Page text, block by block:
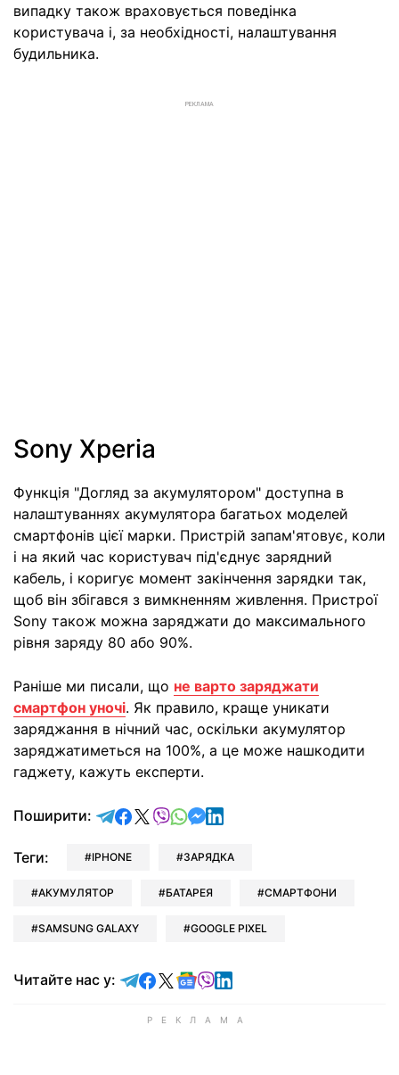
випадку також враховується поведінка
користувача і, за необхідності, налаштування
будильника.
РЕКЛАМА
Sony Xperia
Функція "Догляд за акумулятором" доступна в
налаштуваннях акумулятора багатьох моделей
смартфонів цієї марки. Пристрій запам'ятовує, коли
і на який час користувач під'єднує зарядний
кабель, і коригує момент закінчення зарядки так,
щоб він збігався з вимкненням живлення. Пристрої
Sony також можна заряджати до максимального
рівня заряду 80 або 90%.
Раніше ми писали, що не варто заряджати
смартфон уночі. Як правило, краще уникати
заряджання в нічний час, оскільки акумулятор
заряджатиметься на 100%, а це може нашкодити
гаджету, кажуть експерти.
Поширити: відправити у Telegram
поділитись у Facebook
поділитись у X
відправити у Viber
відправити у Whatsapp
відправити у Messenger
відправити у LinkedIn
Теги: IPHONE ЗАРЯДКА
АКУМУЛЯТОР БАТАРЕЯ СМАРТФОНИ
SAMSUNG GALAXY GOOGLE PIXEL
Читайте нас у: Читайте у Telegram
Читайте у Facebook
Читайте у X
Читайте у Google news
Читайте у Viber
Читайте у LinkedIn